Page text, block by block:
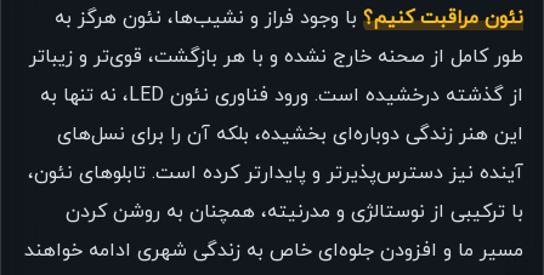
نئون مراقبت کنیم؟ با وجود فراز و نشیب‌ها، نئون هرگز به
طور کامل از صحنه خارج نشده و با هر بازگشت، قوی‌تر و زیباتر
از گذشته درخشیده است. ورود فناوری نئون LED، نه تنها به
این هنر زندگی دوباره‌ای بخشیده، بلکه آن را برای نسل‌های
آینده نیز دسترس‌پذیرتر و پایدارتر کرده است. تابلوهای نئون،
با ترکیبی از نوستالژی و مدرنیته، همچنان به روشن کردن
مسیر ما و افزودن جلوه‌ای خاص به زندگی شهری ادامه خواهند